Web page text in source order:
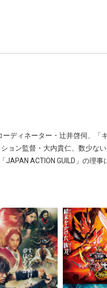
ディネーター・辻井啓伺、「
ョン監督・大内貴仁、数少な
ACTION GUILD」の理事